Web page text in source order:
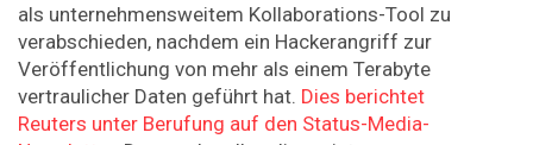
als unternehmensweitem Kollaborations-Tool zu
verabschieden, nachdem ein Hackerangriff zur
Veröffentlichung von mehr als einem Terabyte
vertraulicher Daten geführt hat. Dies berichtet
Reuters unter Berufung auf den Status-Media-